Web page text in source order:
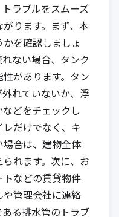
ラブルをスムーズ
ります。まず、本
を確認しましょ
ない場合、タンク
があります。タン
れていないか、浮
どをチェックし
だけでなく、キ
場合は、建物全体
れます。次に、お
などの賃貸物件
管理会社に連絡
る排水管のトラブ